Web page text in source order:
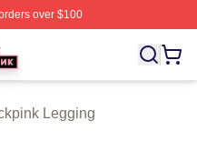
over $100
BLACKPINK Merchandise
Legging